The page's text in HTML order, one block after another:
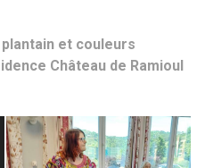
et couleurs
Château de Ramioul